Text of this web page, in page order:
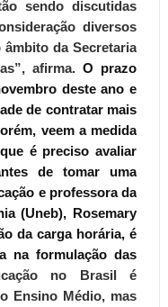
sendo discutidas
diversos
da Secretaria
afirma.O prazo
deste ano e
de contratar mais
veem a medida
é preciso avaliar
de tomar uma
e professora da
(Uneb), Rosemary
da carga horária, é
na formulação das
no Brasil é
Ensino Médio, mas